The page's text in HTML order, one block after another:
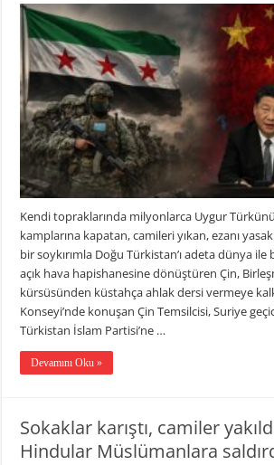
Kendi topraklarında milyonlarca Uygur
kamplarına kapatan, camileri yıkan, ezanı
bir soykırımla Doğu Türkistan’ı adeta dünya ile
açık hava hapishanesine dönüştüren Çin,
kürsüsünden küstahça ahlak dersi vermeye
Konseyi’nde konuşan Çin Temsilcisi, Suriye
Türkistan İslam Partisi’ne …
Devamını Oku »
Sokaklar karıştı, camiler
Hindular Müslümanlara